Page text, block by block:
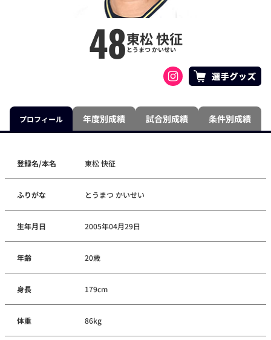
48東松 快征
とうまつ かいせい
プロフィール 年度別成績 試合別成績 条件別成績
登録名/本名 東松 快征
ふりがな とうまつ かいせい
生年月日 2005年04月29日
年齢 20歳
身長 179cm
体重 86kg